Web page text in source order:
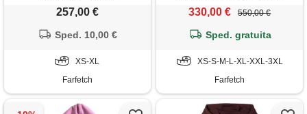
257,00 €
Sped. 10,00 €
XS-XL
Farfetch
330,00 € 550,00 €
Sped. gratuita
XS-S-M-L-XL-XXL-3XL
Farfetch